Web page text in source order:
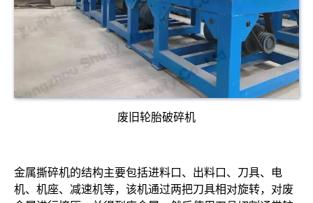
废旧轮胎破碎机
金属撕碎机的结构主要包括进料口、出料口、刀具、电
机、机座、减速机等，该机通过两把刀具相对旋转，对废